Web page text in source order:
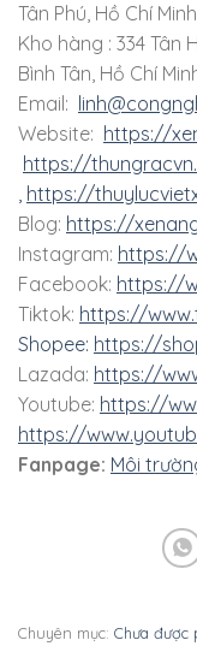
Tân Phú, Hồ Chí Minh
Kho hàng : 334 Tân
Bình Tân, Hồ Chí
Email:
Website: https://
https://
, https://
Blog: https://
Instagram: https://
Facebook: https://
Tiktok: https://
Shopee: https://
Lazada: https://
Youtube: https://
https://
Fanpage: Môi
Chuyên mục: Chưa được